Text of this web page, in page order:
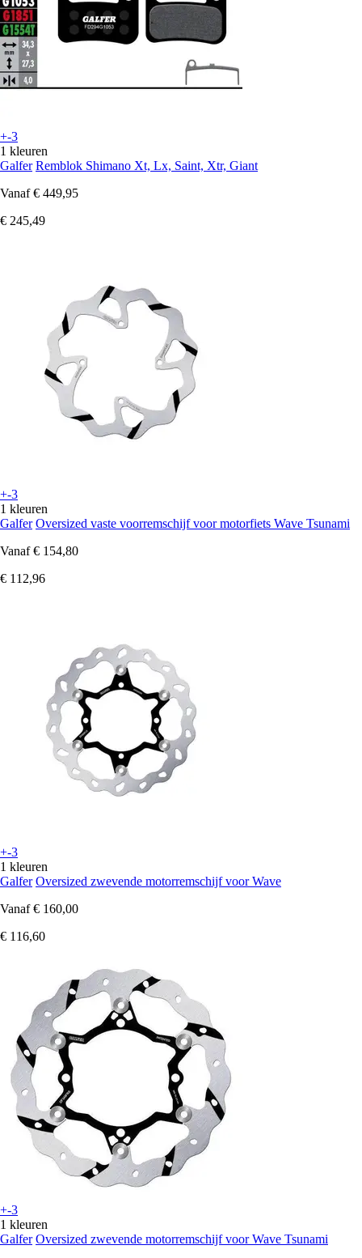
+-3
1 kleuren
Galfer Remblok Shimano Xt, Lx, Saint, Xtr, Giant
Vanaf € 449,95
€ 245,49
+-3
1 kleuren
Galfer Oversized vaste voorremschijf voor motorfiets Wave Tsunami
Vanaf € 154,80
€ 112,96
+-3
1 kleuren
Galfer Oversized zwevende motorremschijf voor Wave
Vanaf € 160,00
€ 116,60
+-3
1 kleuren
Galfer Oversized zwevende motorremschijf voor Wave Tsunami